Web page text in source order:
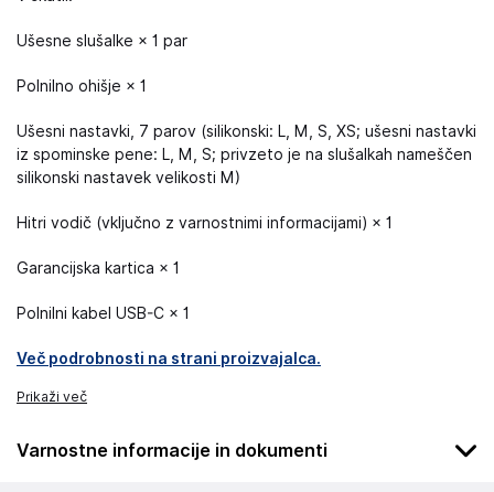
Ušesne slušalke × 1 par
Polnilno ohišje × 1
Ušesni nastavki, 7 parov (silikonski: L, M, S, XS; ušesni nastavki
iz spominske pene: L, M, S; privzeto je na slušalkah nameščen
silikonski nastavek velikosti M)
Hitri vodič (vključno z varnostnimi informacijami) × 1
Garancijska kartica × 1
Polnilni kabel USB-C × 1
Več podrobnosti na strani proizvajalca.
Prikaži več
Varnostne informacije in dokumenti